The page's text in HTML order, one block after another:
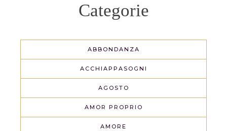
Categorie
ABBONDANZA
ACCHIAPPASOGNI
AGOSTO
AMOR PROPRIO
AMORE